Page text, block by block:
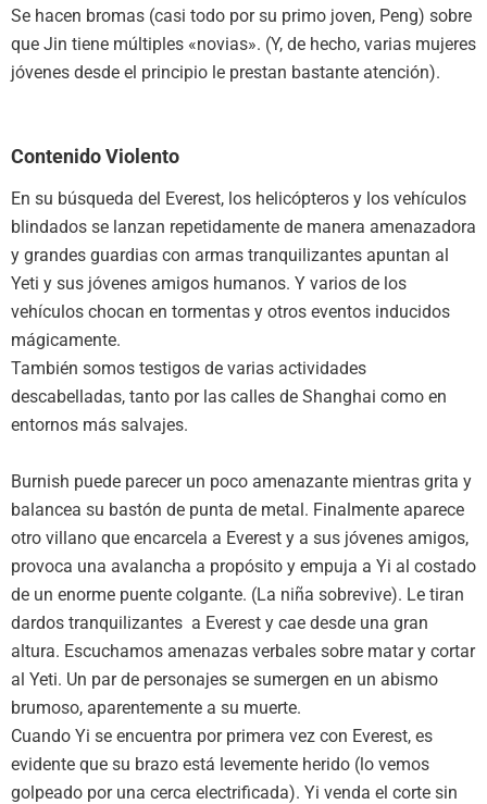
Se hacen bromas (casi todo por su primo joven, Peng) sobre
que Jin tiene múltiples «novias». (Y, de hecho, varias mujeres
jóvenes desde el principio le prestan bastante atención).
Contenido Violento
En su búsqueda del Everest, los helicópteros y los vehículos
blindados se lanzan repetidamente de manera amenazadora
y grandes guardias con armas tranquilizantes apuntan al
Yeti y sus jóvenes amigos humanos. Y varios de los
vehículos chocan en tormentas y otros eventos inducidos
mágicamente.
También somos testigos de varias actividades
descabelladas, tanto por las calles de Shanghai como en
entornos más salvajes.
Burnish puede parecer un poco amenazante mientras grita y
balancea su bastón de punta de metal. Finalmente aparece
otro villano que encarcela a Everest y a sus jóvenes amigos,
provoca una avalancha a propósito y empuja a Yi al costado
de un enorme puente colgante. (La niña sobrevive). Le tiran
dardos tranquilizantes a Everest y cae desde una gran
altura. Escuchamos amenazas verbales sobre matar y cortar
al Yeti. Un par de personajes se sumergen en un abismo
brumoso, aparentemente a su muerte.
Cuando Yi se encuentra por primera vez con Everest, es
evidente que su brazo está levemente herido (lo vemos
golpeado por una cerca electrificada). Yi venda el corte sin